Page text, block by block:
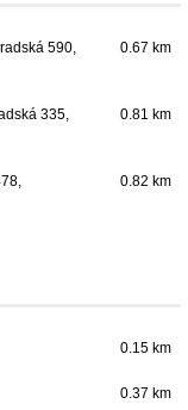
590,
0.67 km
335,
0.81 km
0.82 km
0.15 km
0.37 km